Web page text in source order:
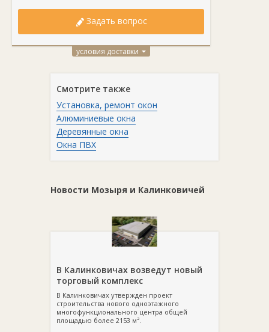
Задать вопрос
условия доставки
Смотрите также
Установка, ремонт окон
Алюминиевые окна
Деревянные окна
Окна ПВХ
Новости Мозыря и Калинковичей
В Калинковичах возведут новый
торговый комплекс
В Калинковичах утвержден проект
строительства нового одноэтажного
многофункционального центра общей
площадью более 2153 м².